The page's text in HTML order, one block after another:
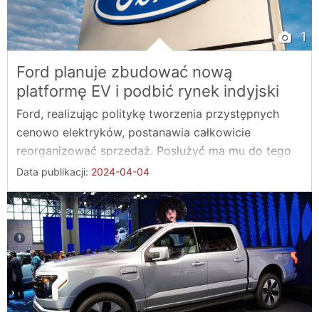
1
Ford planuje zbudować nową
platformę EV i podbić rynek indyjski
Ford, realizując politykę tworzenia przystępnych
cenowo elektryków, postanawia całkowicie
reorganizować sprzedaż. Posłużyć ma mu do tego
...
Data publikacji: 2024-04-04